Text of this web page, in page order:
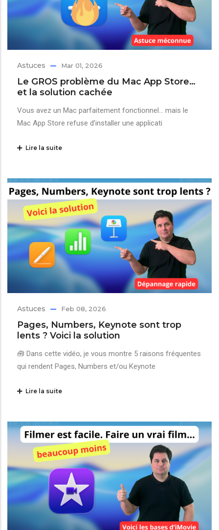
Astuces Mar 01, 2026
Le GROS problème du Mac App Store…
et la solution cachée
Vous avez un Mac parfaitement fonctionnel… mais le
Mac App Store refuse d’installer une applicati
Lire la suite
Astuces Feb 08, 2026
Pages, Numbers, Keynote sont trop
lents ? Voici la solution
🧰 Dans cette vidéo, je vous montre 5 raisons fréquentes
qui rendent Pages, Numbers et/ou Keynote
Lire la suite